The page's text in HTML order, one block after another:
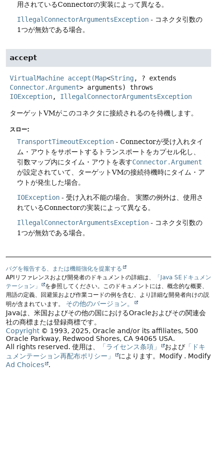
用されているConnectorの実装によって異なる。
IllegalConnectorArgumentsException - コネクタ引数の
1つが無効である場合。
accept
VirtualMachine accept (Map<String, ? extends
Connector.Argument> arguments)
throws
IOException, IllegalConnectorArgumentsException
ターゲットVMがこのコネクタに接続されるのを待機します。
スロー:
TransportTimeoutException - Connectorが受け入れタイ
ム・アウトをサポートするトランスポートをカプセル化し、
引数マップ内にタイム・アウトを表すConnector.Argument
が設定されていて、ターゲットVMの接続待機時にタイム・ア
ウトが発生した場合。
IOException - 受け入れ不能の場合。
実際の例外は、使用さ
れているConnectorの実装によって異なる。
IllegalConnectorArgumentsException - コネクタ引数の
1つが無効である場合。
バグを報告する、または機能強化を提案する
APIリファレンスおよび開発者のドキュメントの詳細は、
「Java SEドキュメン
テーション」
を参照してください。このドキュメントには、概念的な概要、
用語の定義、回避策および作業コードの例を含む、より詳細な開発者向けの説
明が含まれています。
その他のバージョン。
Javaは、米国およびその他の国におけるOracleおよびその関連会
社の商標または登録商標です。
Copyright© 1993, 2025, Oracle and/or its affiliates, 500
Oracle Parkway, Redwood Shores, CA 94065 USA.
All rights reserved. 使用は、 「ライセンス条項」 および 「ドキ
ュメンテーション再配布ポリシー」
によります。 Modify . Modify
Ad Choices
.